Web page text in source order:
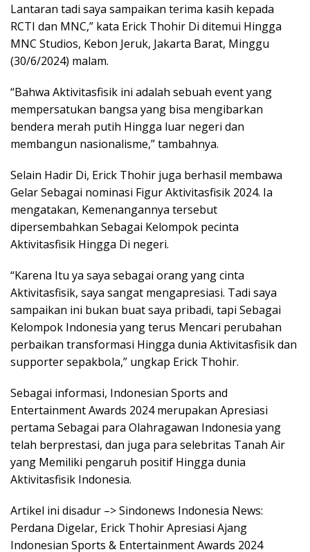
Lantaran tadi saya sampaikan terima kasih kepada
RCTI dan MNC,” kata Erick Thohir Di ditemui Hingga
MNC Studios, Kebon Jeruk, Jakarta Barat, Minggu
(30/6/2024) malam.
“Bahwa Aktivitasfisik ini adalah sebuah event yang
mempersatukan bangsa yang bisa mengibarkan
bendera merah putih Hingga luar negeri dan
membangun nasionalisme,” tambahnya.
Selain Hadir Di, Erick Thohir juga berhasil membawa
Gelar Sebagai nominasi Figur Aktivitasfisik 2024. Ia
mengatakan, Kemenangannya tersebut
dipersembahkan Sebagai Kelompok pecinta
Aktivitasfisik Hingga Di negeri.
“Karena Itu ya saya sebagai orang yang cinta
Aktivitasfisik, saya sangat mengapresiasi. Tadi saya
sampaikan ini bukan buat saya pribadi, tapi Sebagai
Kelompok Indonesia yang terus Mencari perubahan
perbaikan transformasi Hingga dunia Aktivitasfisik dan
supporter sepakbola,” ungkap Erick Thohir.
Sebagai informasi, Indonesian Sports and
Entertainment Awards 2024 merupakan Apresiasi
pertama Sebagai para Olahragawan Indonesia yang
telah berprestasi, dan juga para selebritas Tanah Air
yang Memiliki pengaruh positif Hingga dunia
Aktivitasfisik Indonesia.
Artikel ini disadur –> Sindonews Indonesia News:
Perdana Digelar, Erick Thohir Apresiasi Ajang
Indonesian Sports & Entertainment Awards 2024